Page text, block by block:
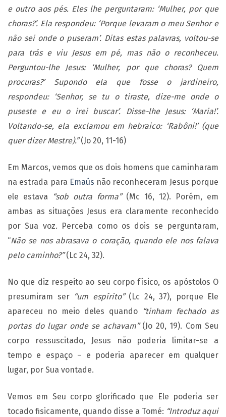
e outro aos pés. Eles lhe perguntaram: ‘Mulher, por que
choras?’. Ela respondeu: ‘Porque levaram o meu Senhor e
não sei onde o puseram’. Ditas estas palavras, voltou-se
para trás e viu Jesus em pé, mas não o reconheceu.
Perguntou-lhe Jesus: ‘Mulher, por que choras? Quem
procuras?’ Supondo ela que fosse o jardineiro,
respondeu: ‘Senhor, se tu o tiraste, dize-me onde o
puseste e eu o irei buscar’. Disse-lhe Jesus: ‘Maria!’.
Voltando-se, ela exclamou em hebraico: ‘Rabôni!’ (que
quer dizer Mestre).”(Jo 20, 11-16)
Em Marcos, vemos que os dois homens que caminharam
na estrada para Emaús não reconheceram Jesus porque
ele estava
“sob outra forma” (Mc 16, 12). Porém, em
ambas as situações Jesus era claramente reconhecido
por Sua voz. Perceba como os dois se perguntaram,
“Não se nos abrasava o coração, quando ele nos falava
pelo caminho?”(Lc 24, 32).
No que diz respeito ao seu corpo físico, os apóstolos O
presumiram ser “um espírito”(Lc 24, 37), porque Ele
apareceu no meio deles quando
“tinham fechado as
portas do lugar onde se achavam”(Jo 20, 19). Com Seu
corpo ressuscitado, Jesus não poderia limitar-se a
tempo e espaço – e poderia aparecer em qualquer
lugar, por Sua vontade.
Vemos em Seu corpo glorificado que Ele poderia ser
tocado fisicamente, quando disse a Tomé: “Introduz aqui